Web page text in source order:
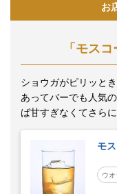
お
「モス
ショウガがピリッと
あってバーでも人気
ば甘すぎなくてさらに
モ
ウオ